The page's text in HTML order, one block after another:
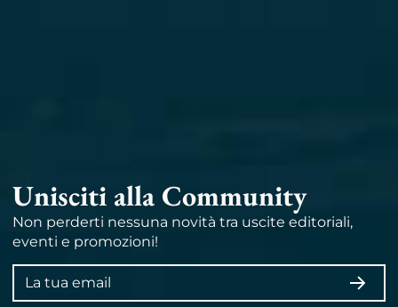
Unisciti alla Community
Non perderti nessuna novità tra uscite editoriali,
eventi e promozioni!
Indirizzo
email